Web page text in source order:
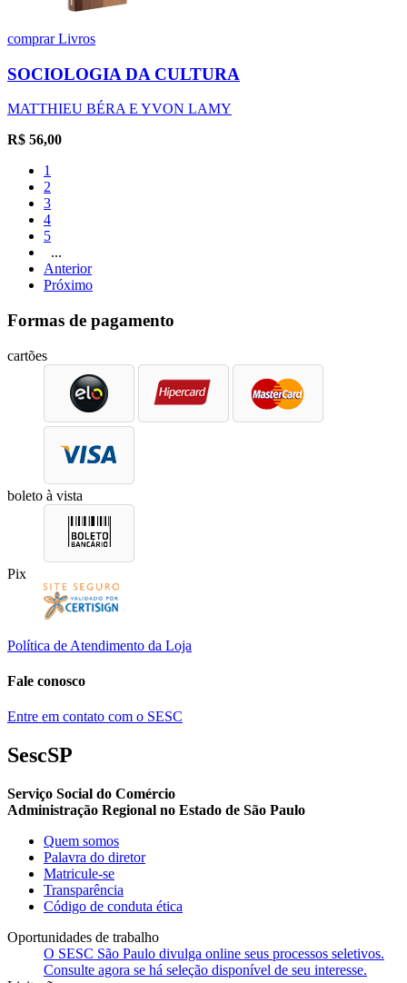
comprarLivros
SOCIOLOGIA DA CULTURA
MATTHIEU BÉRA E YVON LAMY
R$ 56,00
1
2
3
4
5
...
Anterior
Próximo
Formas de pagamento
cartões
boleto à vista
Pix
Política de Atendimento da Loja
Fale conosco
Entre em contato com o SESC
SescSP
Serviço Social do Comércio
Administração Regional no Estado de São Paulo
Quem somos
Palavra do diretor
Matricule-se
Transparência
Código de conduta ética
Oportunidades de trabalho
O SESC São Paulo divulga online seus processos seletivos.
Consulte agora se há seleção disponível de seu interesse.